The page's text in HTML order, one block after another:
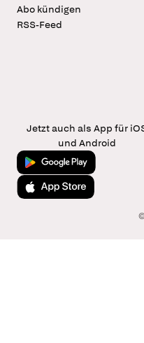
Abo kündigen
RSS-Feed
Jetzt auch als App für
und Android
Jetzt bei Google Play
Laden im App Store